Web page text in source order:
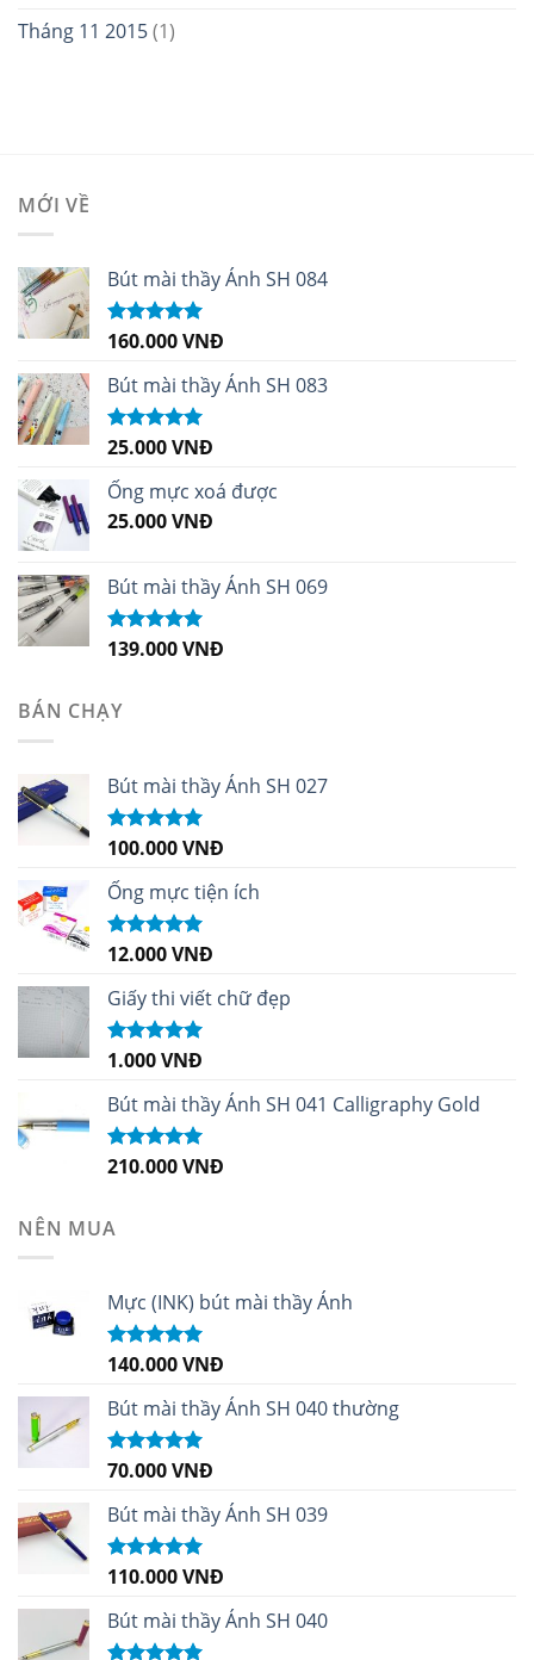
Tháng 11 2015(1)
MỚI VỀ
Bút mài thầy Ánh SH 084
Được xếp
sao
160.000VNĐ
Bút mài thầy Ánh SH 083
Được xếp
sao
25.000VNĐ
Ống mực xoá được
25.000VNĐ
Bút mài thầy Ánh SH 069
Được xếp
139.000VNĐ
BÁN CHẠY
Bút mài thầy Ánh SH 027
Được xếp
sao
100.000VNĐ
Ống mực tiện ích
Được xếp
sao
12.000VNĐ
Giấy thi viết chữ đẹp
Được xếp
sao
1.000VNĐ
Bút mài thầy Ánh SH 041 Calligraphy Gold
Được xếp
210.000VNĐ
NÊN MUA
Mực (INK) bút mài thầy Ánh
Được xếp
sao
140.000VNĐ
Bút mài thầy Ánh SH 040 thường
Được xếp
sao
70.000VNĐ
Bút mài thầy Ánh SH 039
Được xếp
sao
110.000VNĐ
Bút mài thầy Ánh SH 040